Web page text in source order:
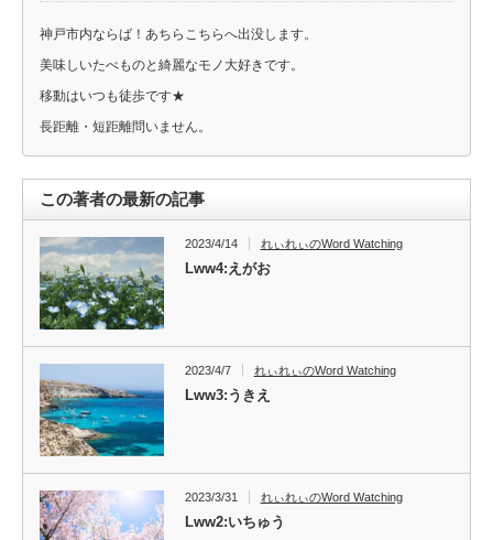
神戸市内ならば！あちらこちらへ出没します。
美味しいたべものと綺麗なモノ大好きです。
移動はいつも徒歩です★
長距離・短距離問いません。
この著者の最新の記事
2023/4/14 れぃれぃのWord Watching
Lww4:えがお
2023/4/7 れぃれぃのWord Watching
Lww3:うきえ
2023/3/31 れぃれぃのWord Watching
Lww2:いちゅう